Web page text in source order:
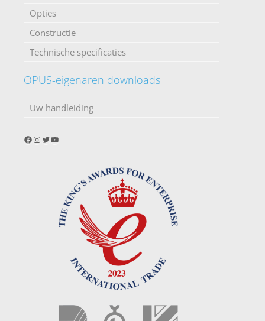
Opties
Constructie
Technische specificaties
OPUS-eigenaren downloads
Uw handleiding
Facebook
Instagram
Twitter